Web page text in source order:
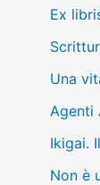
Ex
Una
Agenti
Ikigai.
Non è